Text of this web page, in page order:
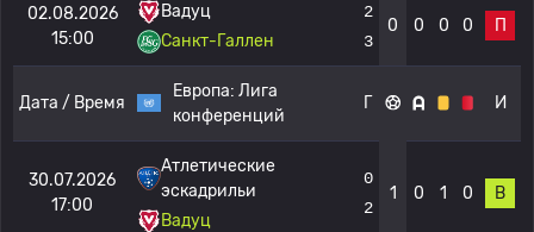
02.08.2026
15:00
Вадуц
Санкт-Галлен
2
3
0 0 0 0 П
Дата / Время
Европа: Лига
конференций
Г И
30.07.2026
17:00
Атлетические
эскадрильи
Вадуц
0
2
1 0 1 0 В